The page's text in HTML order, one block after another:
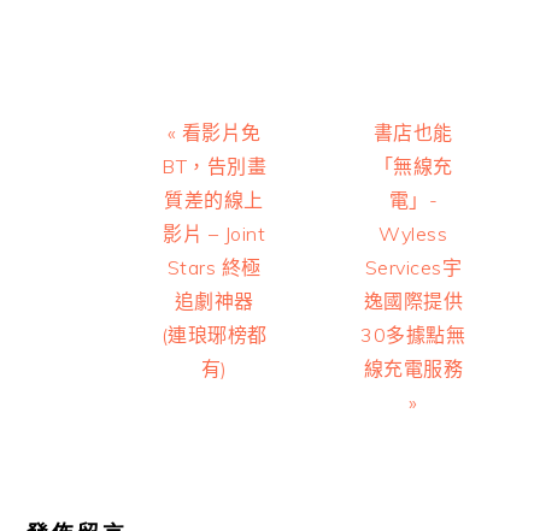
Previous
Post:
« 看影片免
BT，告別畫
質差的線上
影片 – Joint
Stars 終極
追劇神器
(連琅琊榜都
有)
Next
Post:
書店也能
「無線充
電」-
Wyless
Services宇
逸國際提供
30多據點無
線充電服務
»